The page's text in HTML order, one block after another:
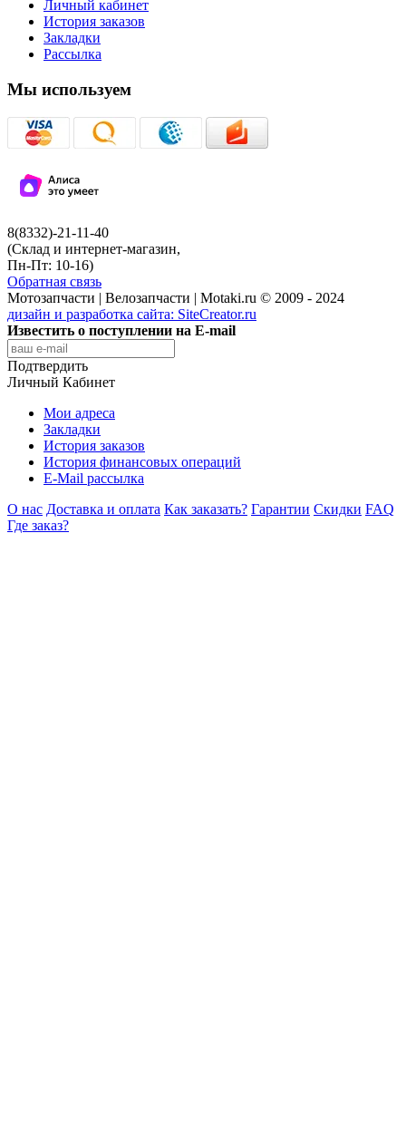
Личный кабинет
История заказов
Закладки
Рассылка
Мы используем
8(8332)-21-11-40
(Склад и интернет-магазин,
Пн-Пт: 10-16)
Обратная связь
Мотозапчасти | Велозапчасти | Motaki.ru © 2009 - 2024
дизайн и разработка сайта: SiteCreator.ru
Известить о поступлении на E-mail
Подтвердить
Личный Кабинет
Мои адреса
Закладки
История заказов
История финансовых операций
E-Mail рассылка
О нас Доставка и оплата Как заказать? Гарантии Скидки FAQ
Где заказ?